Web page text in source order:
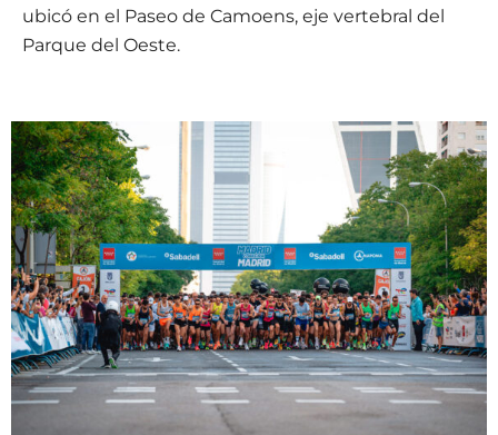
ubicó en el Paseo de Camoens, eje vertebral del
Parque del Oeste.